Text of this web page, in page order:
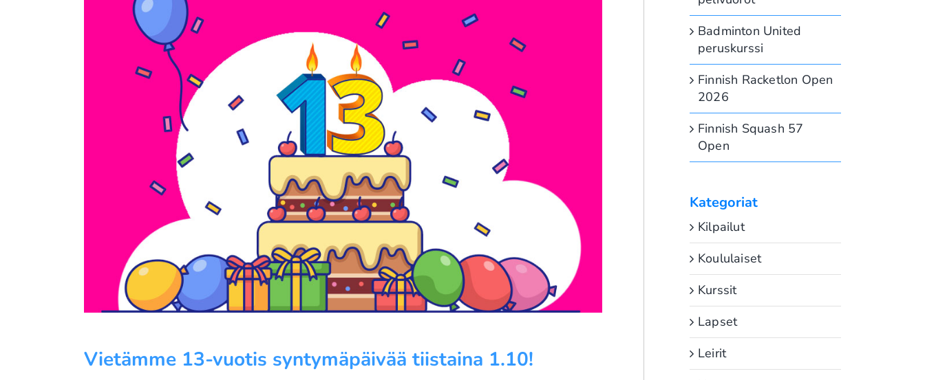
isompana
Vietämme 13-vuotis syntymäpäivää tiistaina 1.10!
Badminton United
peruskurssi
Finnish Racketlon Open
2026
Finnish Squash 57
Open
Kategoriat
Kilpailut
Koululaiset
Kurssit
Lapset
Leirit